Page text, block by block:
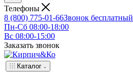
Телефоны
8 (800) 775-01-66Звонок бесплатный
Пн-Сб 08:00-18:00
Вс 08:00-15:00
Заказать звонок
Каталог